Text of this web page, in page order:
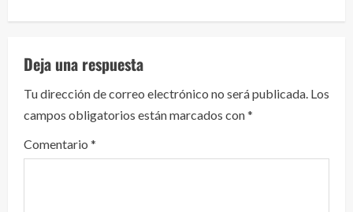
e
l
e
y
e
Deja una respuesta
Tu dirección de correo electrónico no será publicada. Los
campos obligatorios están marcados con*
Comentario *